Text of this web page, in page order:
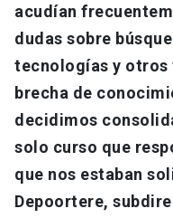
acudían
dudas sobre
tecnologías y otros
brecha de
decidimos
solo curso que
que nos estaban
Depoortere,